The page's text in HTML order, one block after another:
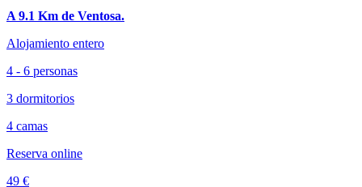
A 9.1 Km de Ventosa.
Alojamiento entero
4 - 6 personas
3 dormitorios
4 camas
Reserva online
49 €